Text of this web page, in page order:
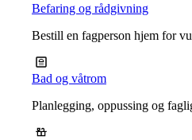
Befaring og rådgivning
Bestill en fagperson hjem for
Bad og våtrom
Planlegging, oppussing og